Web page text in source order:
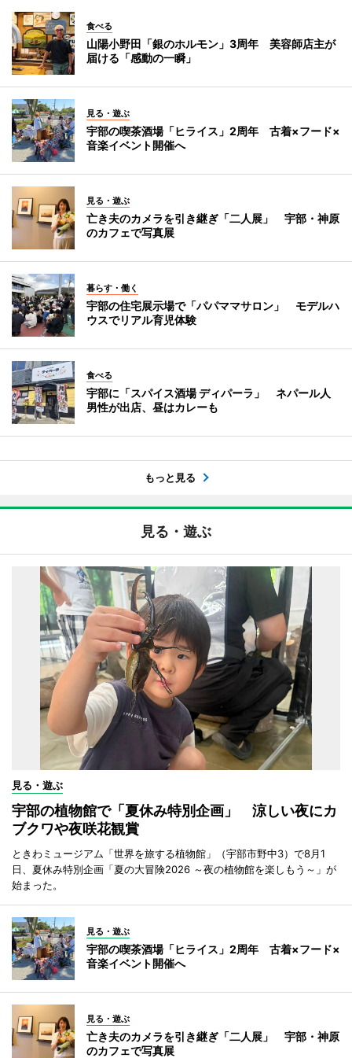
食べる
山陽小野田「銀のホルモン」3周年 美容師店主が
届ける「感動の一瞬」
見る・遊ぶ
宇部の喫茶酒場「ヒライス」2周年 古着×フード×
音楽イベント開催へ
見る・遊ぶ
亡き夫のカメラを引き継ぎ「二人展」 宇部・神原
のカフェで写真展
暮らす・働く
宇部の住宅展示場で「パパママサロン」 モデルハ
ウスでリアル育児体験
食べる
宇部に「スパイス酒場 ディパーラ」 ネパール人
男性が出店、昼はカレーも
もっと見る
見る・遊ぶ
見る・遊ぶ
宇部の植物館で「夏休み特別企画」 涼しい夜にカ
ブクワや夜咲花観賞
ときわミュージアム「世界を旅する植物館」（宇部市野中3）で8月1
日、夏休み特別企画「夏の大冒険2026 ～夜の植物館を楽しもう～」が
始まった。
見る・遊ぶ
宇部の喫茶酒場「ヒライス」2周年 古着×フード×
音楽イベント開催へ
見る・遊ぶ
亡き夫のカメラを引き継ぎ「二人展」 宇部・神原
のカフェで写真展